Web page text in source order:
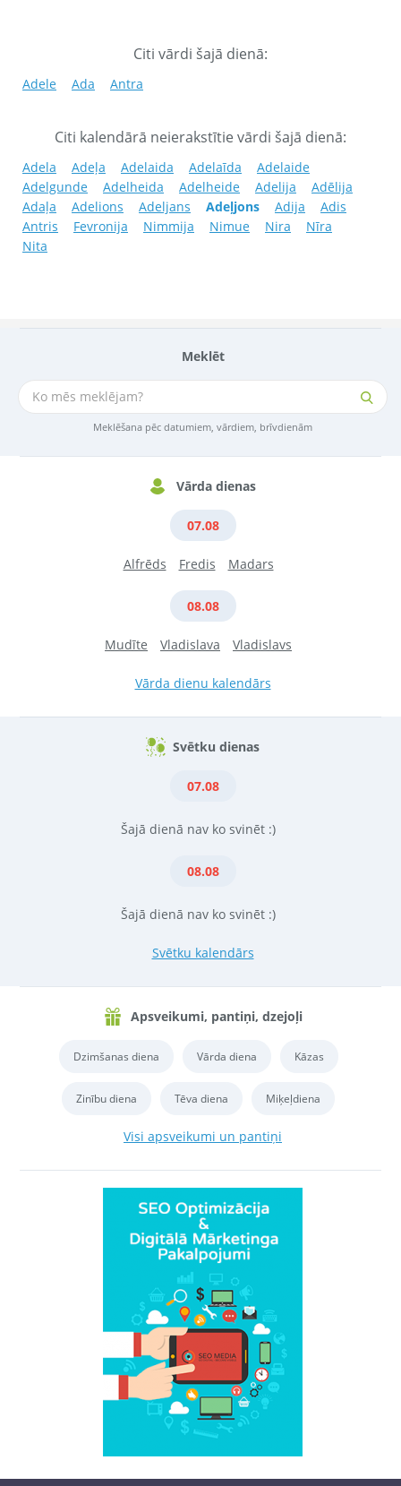
Meklēt
Meklēšana pēc datumiem, vārdiem, brīvdienām
Vārda dienas
07.08
Alfrēds Fredis Madars
08.08
Mudīte Vladislava Vladislavs
Vārda dienu kalendārs
Svētku dienas
07.08
Šajā dienā nav ko svinēt :)
08.08
Šajā dienā nav ko svinēt :)
Svētku kalendārs
Apsveikumi, pantiņi, dzejoļi
Dzimšanas diena Vārda diena Kāzas
Zinību diena Tēva diena Miķeļdiena
Visi apsveikumi un pantiņi
Citi vārdi šajā dienā:
Adele Ada Antra
Citi kalendārā neierakstītie vārdi šajā dienā:
Adela Adeļa Adelaida Adelaīda
Adelaide
Adelgunde
Adelheida Adelheide Adelija
Adēlija
Adaļa
Adelions Adeljans Adeļjons Adija
Adis
Antris
Fevronija Nimmija Nimue Nira
Nīra
Nita